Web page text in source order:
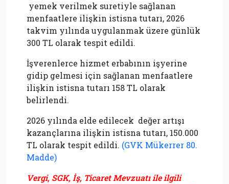
yemek verilmek suretiyle sağlanan
menfaatlere ilişkin istisna tutarı, 2026
takvim yılında uygulanmak üzere günlük
300 TL olarak tespit edildi.
İşverenlerce hizmet erbabının işyerine
gidip gelmesi için sağlanan menfaatlere
ilişkin istisna tutarı 158 TL olarak
belirlendi.
2026 yılında elde edilecek değer artışı
kazançlarına ilişkin istisna tutarı, 150.000
TL olarak tespit edildi. (GVK Mükerrer 80.
Madde)
Vergi, SGK, İş, Ticaret Mevzuatı ile ilgili